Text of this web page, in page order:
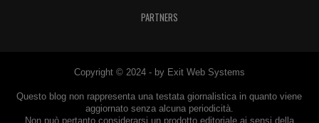
PARTNERS
Copyright © 2024 - by Exit Web Systems
Questo blog non rappresenta una testata giornalistica in quanto viene
aggiornato senza alcuna periodicità.
Non può pertanto considerarsi un prodotto editoriale ai sensi della